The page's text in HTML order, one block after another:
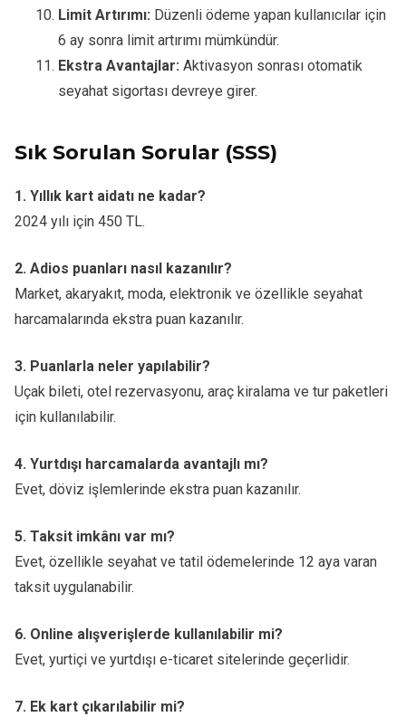
Limit Artırımı: Düzenli ödeme yapan kullanıcılar için
6 ay sonra limit artırımı mümkündür.
Ekstra Avantajlar: Aktivasyon sonrası otomatik
seyahat sigortası devreye girer.
Sık Sorulan Sorular (SSS)
1. Yıllık kart aidatı ne kadar?
2024 yılı için 450 TL.
2. Adios puanları nasıl kazanılır?
Market, akaryakıt, moda, elektronik ve özellikle seyahat
harcamalarında ekstra puan kazanılır.
3. Puanlarla neler yapılabilir?
Uçak bileti, otel rezervasyonu, araç kiralama ve tur paketleri
için kullanılabilir.
4. Yurtdışı harcamalarda avantajlı mı?
Evet, döviz işlemlerinde ekstra puan kazanılır.
5. Taksit imkânı var mı?
Evet, özellikle seyahat ve tatil ödemelerinde 12 aya varan
taksit uygulanabilir.
6. Online alışverişlerde kullanılabilir mi?
Evet, yurtiçi ve yurtdışı e-ticaret sitelerinde geçerlidir.
7. Ek kart çıkarılabilir mi?